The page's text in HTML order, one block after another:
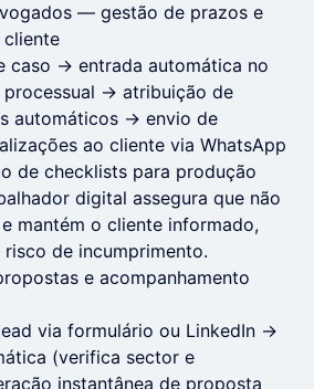
— gestão de prazos e
caso → entrada automática no
processual → atribuição de
automáticos → envio de
ao cliente via WhatsApp
de checklists para produção
digital assegura que não
mantém o cliente informado,
de incumprimento.
e acompanhamento
via formulário ou LinkedIn →
(verifica sector e
instantânea de proposta